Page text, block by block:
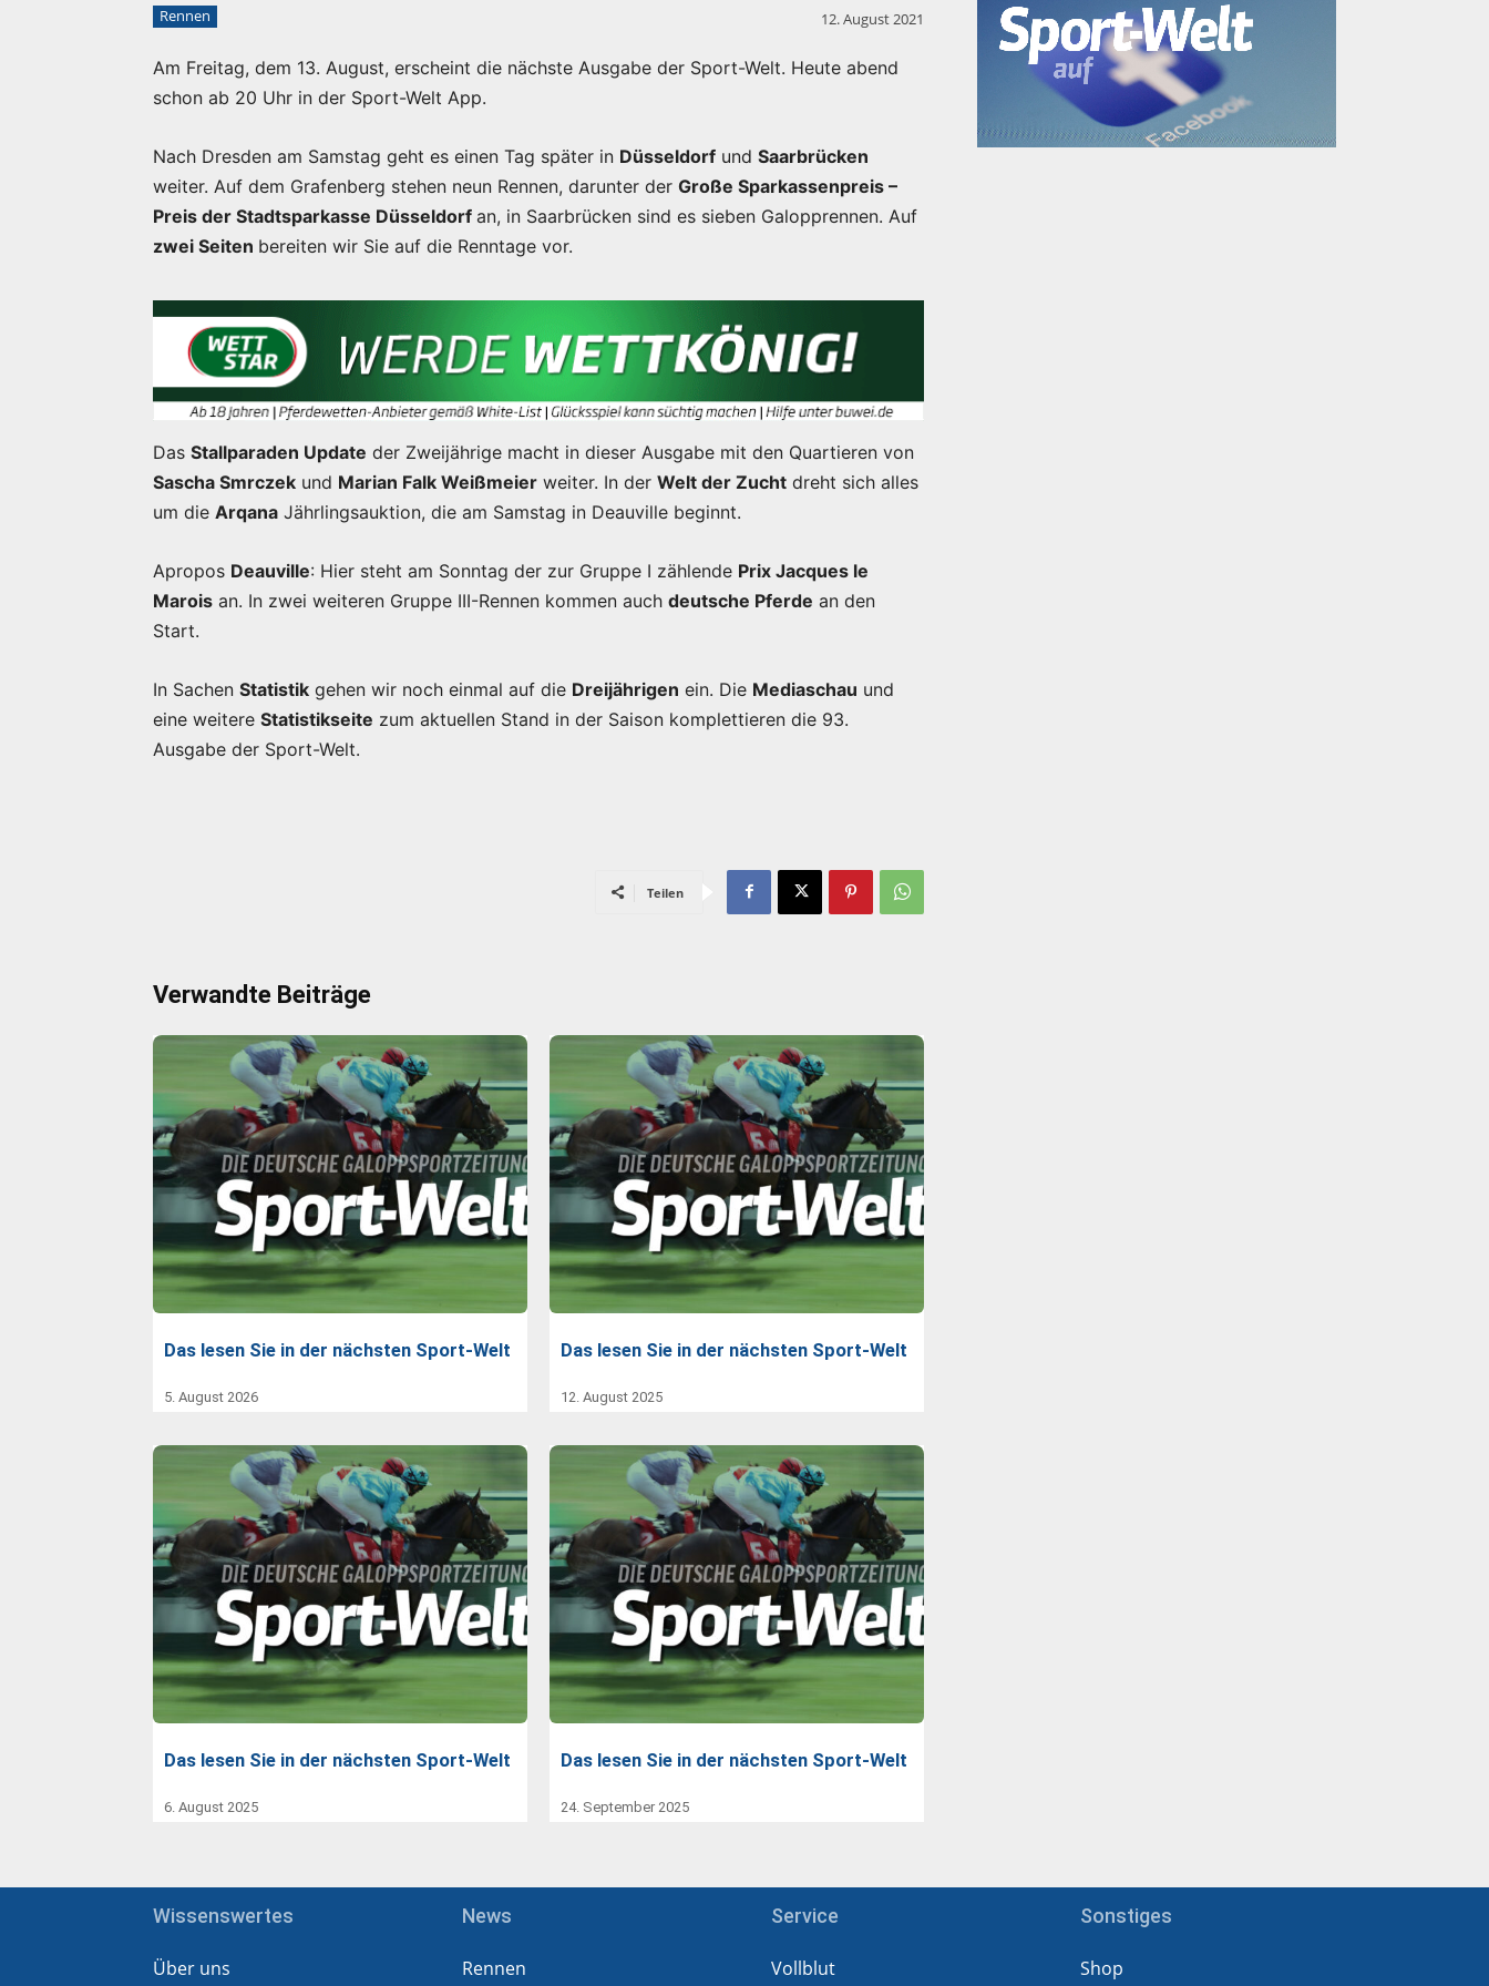
Rennen 12. August 2021
Am Freitag, dem 13. August, erscheint die nächste Ausgabe der Sport-Welt. Heute abend
schon ab 20 Uhr in der Sport-Welt App.
Nach Dresden am Samstag geht es einen Tag später in Düsseldorf und Saarbrücken
weiter. Auf dem Grafenberg stehen neun Rennen, darunter der Große Sparkassenpreis –
Preis der Stadtsparkasse Düsseldorf an, in Saarbrücken sind es sieben Galopprennen. Auf
zwei Seiten bereiten wir Sie auf die Renntage vor.
Das Stallparaden Update der Zweijährige macht in dieser Ausgabe mit den Quartieren von
Sascha Smrczek und Marian Falk Weißmeier weiter. In der Welt der Zucht dreht sich alles
um die Arqana Jährlingsauktion, die am Samstag in Deauville beginnt.
Apropos Deauville: Hier steht am Sonntag der zur Gruppe I zählende Prix Jacques le
Marois an. In zwei weiteren Gruppe III-Rennen kommen auch deutsche Pferde an den
Start.
In Sachen Statistik gehen wir noch einmal auf die Dreijährigen ein. Die Mediaschau und
eine weitere Statistikseite zum aktuellen Stand in der Saison komplettieren die 93.
Ausgabe der Sport-Welt.
Teilen
Verwandte Beiträge
Das lesen Sie in der nächsten Sport-Welt
5. August 2026
Das lesen Sie in der nächsten Sport-Welt
12. August 2025
Das lesen Sie in der nächsten Sport-Welt
6. August 2025
Das lesen Sie in der nächsten Sport-Welt
24. September 2025
Wissenswertes
Über uns
News
Rennen
Service
Vollblut
Sonstiges
Shop